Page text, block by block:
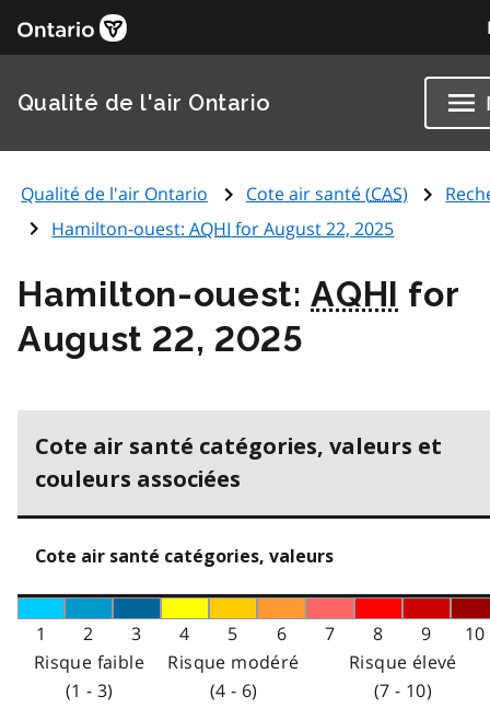
Qualité de l'air Ontario
Qualité de l'air Ontario Cote air santé (CAS)
Hamilton-ouest:AQHI for August 22, 2025
Hamilton-ouest:AQHI for
August 22, 2025
Cote air santé catégories, valeurs et
couleurs associées
Cote air santé catégories, valeurs
1 2 3 4 5 6 7 8 9
10
Risque faible
(1 - 3)
Risque modéré
(4 - 6)
Risque élevé
(7 - 10)